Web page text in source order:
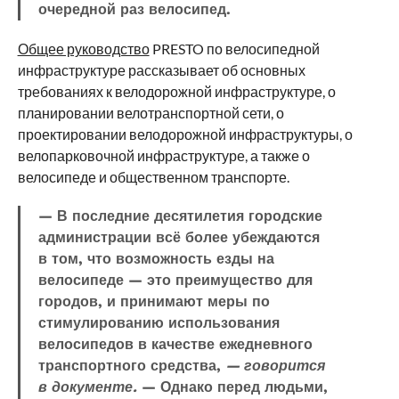
очередной раз велосипед.
Общее руководствоPRESTO по велосипедной
инфраструктуре рассказывает об основных
требованиях к велодорожной инфраструктуре, о
планировании велотранспортной сети, о
проектировании велодорожной инфраструктуры, о
велопарковочной инфраструктуре, а также о
велосипеде и общественном транспорте.
— В последние десятилетия городские
администрации всё более убеждаются
в том, что возможность езды на
велосипеде — это преимущество для
городов, и принимают меры по
стимулированию использования
велосипедов в качестве ежедневного
транспортного средства, — говорится
в документе. — Однако перед людьми,